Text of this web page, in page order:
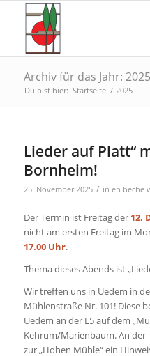
Archiv für das Jahr: 2025
Du bist hier: Startseite / 2025
Lieder auf Platt“
Bornheim!
25. November 2025 / in en beche
Der Termin ist Freitag der 12.
nicht am ersten Freitag im
17.00 Uhr.
Thema dieses Abends ist
Wir treffen uns in Uedem in
Mühlenstraße Nr. 101! Diese
Uedem an der L5 auf dem
Kehrum/Marienbaum. An
zur „Hohen Mühle“ ein